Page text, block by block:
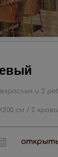
и 2
см / 2